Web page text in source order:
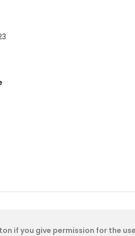
if you give permission for the